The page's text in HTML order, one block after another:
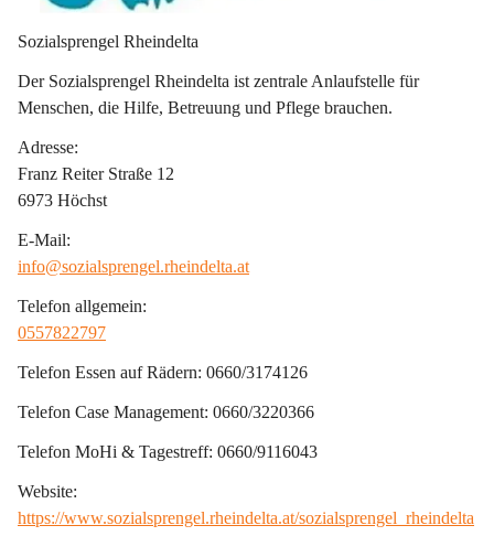
Sozialsprengel Rheindelta
Der Sozialsprengel Rheindelta ist zentrale Anlaufstelle für
Menschen, die Hilfe, Betreuung und Pflege brauchen.
Adresse:
Franz Reiter Straße 12
6973 Höchst
E-Mail:
info@sozialsprengel.rheindelta.at
Telefon allgemein:
0557822797
Telefon Essen auf Rädern: 0660/3174126
Telefon Case Management: 0660/3220366
Telefon MoHi & Tagestreff: 0660/9116043
Website:
https://www.sozialsprengel.rheindelta.at/sozialsprengel_rheindelta